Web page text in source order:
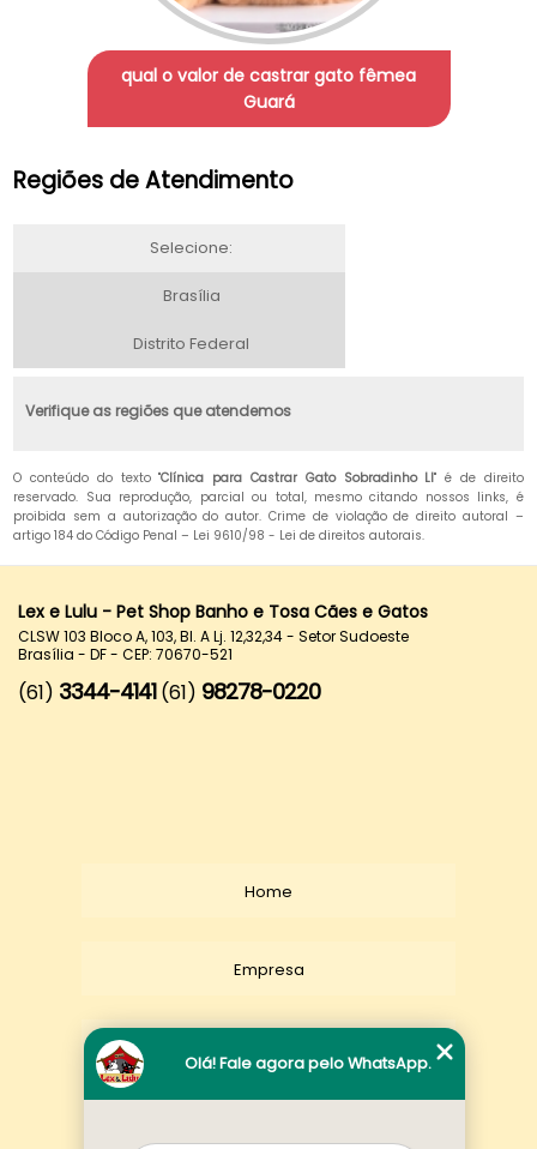
qual o valor de castrar gato fêmea
Guará
Regiões de Atendimento
Selecione:
Brasília
Distrito Federal
Verifique as regiões que atendemos
O conteúdo do texto "Clínica para Castrar Gato Sobradinho Ll" é de direito
reservado. Sua reprodução, parcial ou total, mesmo citando nossos links, é
proibida sem a autorização do autor. Crime de violação de direito autoral –
artigo 184 do Código Penal – Lei 9610/98 - Lei de direitos autorais.
Lex e Lulu - Pet Shop Banho e Tosa Cães e Gatos
CLSW 103 Bloco A, 103, Bl. A Lj. 12,32,34 - Setor Sudoeste
Brasília - DF - CEP: 70670-521
(61) 3344-4141 (61) 98278-0220
Home
Empresa
Olá! Fale agora pelo WhatsApp.